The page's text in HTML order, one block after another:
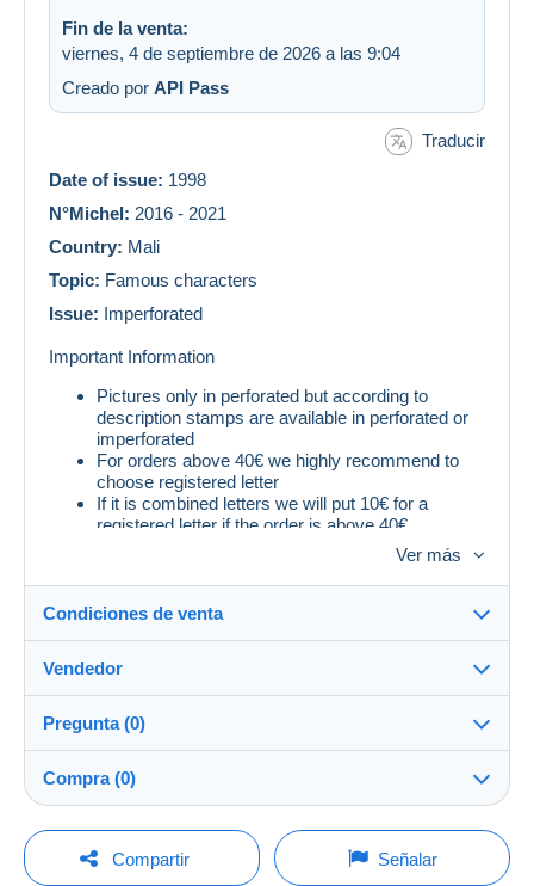
Fin de la venta:
viernes, 4 de septiembre de 2026 a las 9:04
Creado por API Pass
Traducir
Date of issue: 1998
N°Michel: 2016 - 2021
Country: Mali
Topic: Famous characters
Issue: Imperforated
Important Information
Pictures only in perforated but according to
description stamps are available in perforated or
imperforated
For orders above 40€ we highly recommend to
choose registered letter
If it is combined letters we will put 10€ for a
registered letter if the order is above 40€
Ver más
Condiciones de venta
Destino:
Ver la lista de países
Entrega en persona:
Sí
Envío después del pago
Vendedor
WorldArtStamps100%(1204x)
PRO
Tienda
Apellido:
Pregunta (0)
Para hacer una pregunta, debe iniciar una
Compra (0)
Última actualización: 13:01:14
Compartir Señalar